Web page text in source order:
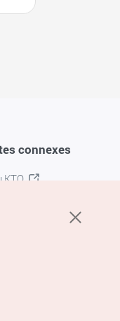
connexes
KTO